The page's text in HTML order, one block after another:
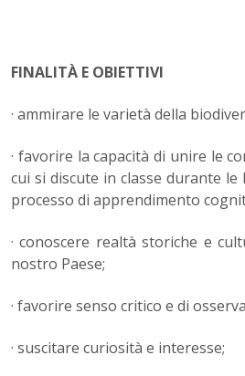
FINALITÀ E OBIETTIVI
· ammirare le varietà della
· favorire la capacità di unire le
cui si discute in classe durante
processo di apprendimento
· conoscere realtà storiche e
nostro Paese;
· favorire senso critico e di
· suscitare curiosità e interesse;